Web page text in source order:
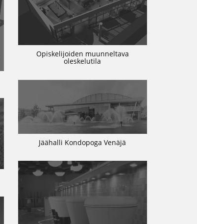
Opiskelijoiden muunneltava
oleskelutila
Jäähalli Kondopoga Venäjä